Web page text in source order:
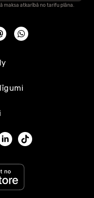
maksa atkarībā no tarifu plāna.